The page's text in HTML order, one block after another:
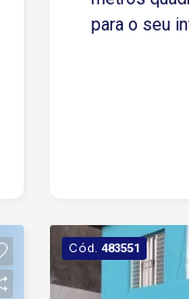
para o seu
Cód. 483551